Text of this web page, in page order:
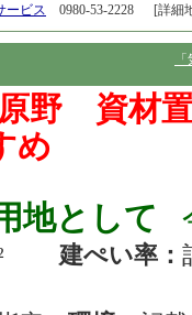
ービス 0980-53-2228 [詳細
野 資材
め
地として
建ぺい率：